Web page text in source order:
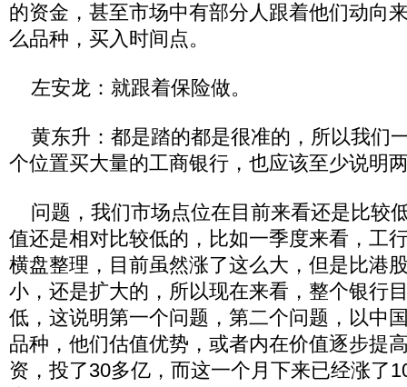
的资金，甚至市场中有部分人跟着他们动向
么品种，买入时间点。
左安龙：就跟着保险做。
黄东升：都是踏的都是很准的，所以我们
个位置买大量的工商银行，也应该至少说明
问题，我们市场点位在目前来看还是比较
值还是相对比较低的，比如一季度来看，工
横盘整理，目前虽然涨了这么大，但是比港
小，还是扩大的，所以现在来看，整个银行
低，这说明第一个问题，第二个问题，以中
品种，他们估值优势，或者内在价值逐步提
资，投了30多亿，而这一个月下来已经涨了